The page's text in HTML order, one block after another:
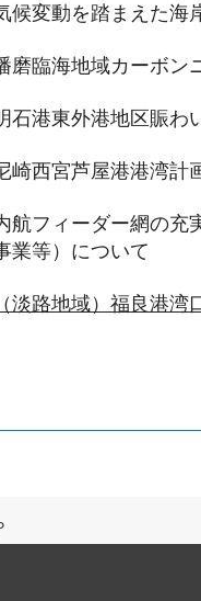
候変動を踏まえた海
磨臨海地域カーボン
石港東外港地区賑わ
崎西宮芦屋港港湾計
航フィーダー網の充
業等）について
（淡路地域）福良港